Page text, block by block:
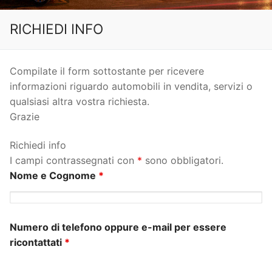
RICHIEDI INFO
Compilate il form sottostante per ricevere
informazioni riguardo automobili in vendita, servizi o
qualsiasi altra vostra richiesta.
Grazie
Richiedi info
I campi contrassegnati con * sono obbligatori.
Nome e Cognome *
Numero di telefono oppure e-mail per essere
ricontattati *